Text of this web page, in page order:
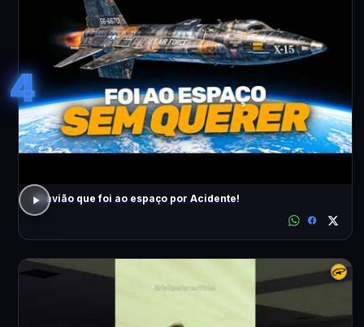
4
O avião que foi ao espaço por Acidente!